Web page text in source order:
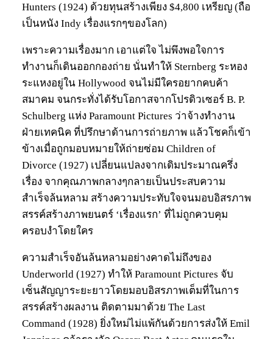
Hunters (1924) ด้วยทุนสร้างเพียง $4,800 เหรียญ (ถือ
เป็นหนัง Indy เรื่องแรกๆของโลก)
เพราะความเรื่องมาก เอาแต่ใจ ไม่พึงพอใจการ
ทำงานก็เดินออกกองถ่าย นั่นทำให้ Sternberg ระหอง
ระแหงอยู่ใน Hollywood จนไม่มีใครอยากคบค้า
สมาคม จนกระทั่งได้รับโอกาสจากโปรดิวเซอร์ B. P.
Schulberg แห่ง Paramount Pictures ว่าจ้างทำงาน
ฝ่ายเทคนิค ที่ปรึกษาด้านการถ่ายภาพ แล้วโชคก็เข้า
ข้างเมื่อถูกมอบหมายให้ถ่ายซ่อม Children of
Divorce (1927) เปลี่ยนแปลงจากเดิมประมาณครึ่ง
เรื่อง จากคุณภาพกลางๆกลายเป็นประสบความ
สำเร็จล้นหลาม สร้างความประทับใจจนมอบอิสรภาพ
สรรค์สร้างภาพยนตร์ ‘เรื่องแรก’ ที่ไม่ถูกควบคุม
ครอบงำโดยใคร
ความสำเร็จอันล้นหลามอย่างคาดไม่ถึงของ
Underworld (1927) ทำให้ Paramount Pictures จับ
เซ็นสัญญาระยะยาวโดยมอบอิสรภาพเต็มที่ในการ
สรรค์สร้างผลงาน ติดตามมาด้วย The Last
Command (1928) ยิ่งใหม่ไม่แพ้กันด้วยการส่งให้ Emil